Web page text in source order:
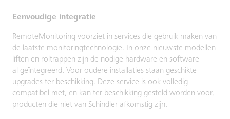
Eenvoudige integratie
RemoteMonitoring voorziet in services die gebruik maken van
de laatste monitoringtechnologie. In onze nieuwste modellen
liften en roltrappen zijn de nodige hardware en software
al geïntegreerd. Voor oudere installaties staan geschikte
upgrades ter beschikking. Deze service is ook volledig
compatibel met, en kan ter beschikking gesteld worden voor,
producten die niet van Schindler afkomstig zijn.